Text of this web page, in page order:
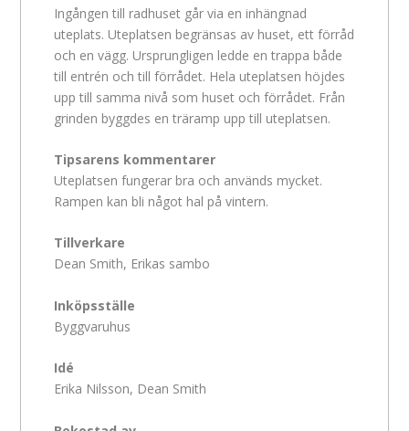
Ingången till radhuset går via en inhängnad
uteplats. Uteplatsen begränsas av huset, ett förråd
och en vägg. Ursprungligen ledde en trappa både
till entrén och till förrådet. Hela uteplatsen höjdes
upp till samma nivå som huset och förrådet. Från
grinden byggdes en träramp upp till uteplatsen.
Tipsarens kommentarer
Uteplatsen fungerar bra och används mycket.
Rampen kan bli något hal på vintern.
Tillverkare
Dean Smith, Erikas sambo
Inköpsställe
Byggvaruhus
Idé
Erika Nilsson, Dean Smith